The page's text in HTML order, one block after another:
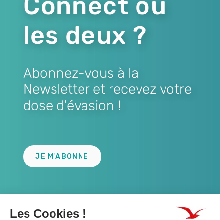
Connect ou
les deux ?
Abonnez-vous à la
Newsletter et recevez votre
dose d'évasion !
JE M'ABONNE